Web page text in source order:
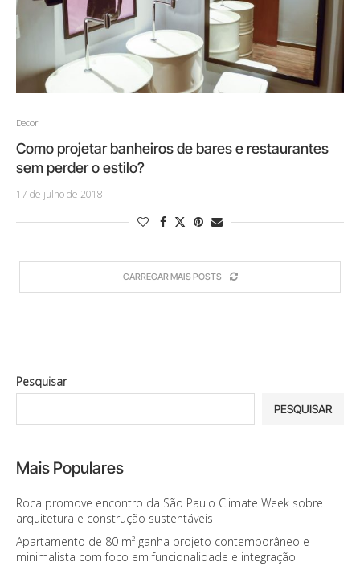
Decor
Como projetar banheiros de bares e restaurantes
sem perder o estilo?
17 de julho de 2018
CARREGAR MAIS POSTS
Pesquisar
PESQUISAR
Mais Populares
Roca promove encontro da São Paulo Climate Week sobre
arquitetura e construção sustentáveis
Apartamento de 80 m² ganha projeto contemporâneo e
minimalista com foco em funcionalidade e integração